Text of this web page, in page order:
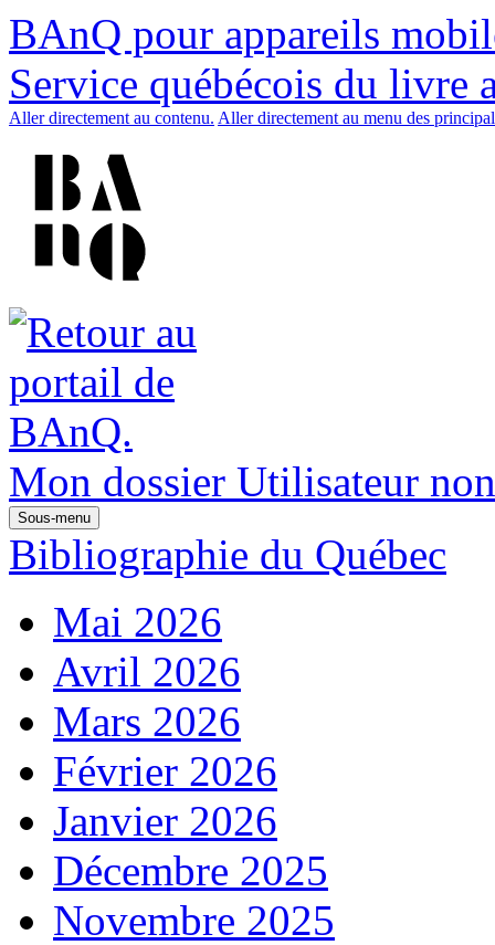
BAnQ pour appareils
Service québécois du livre
Aller directement au contenu. Aller directement au menu des
Mon dossier Utilisateur
Sous-menu
Bibliographie du Québec
Mai 2026
Avril 2026
Mars 2026
Février 2026
Janvier 2026
Décembre 2025
Novembre 2025